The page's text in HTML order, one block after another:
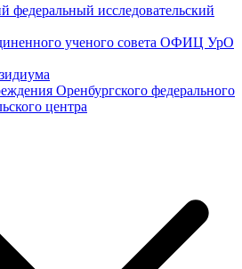
федеральный исследовательский
ученого совета ОФИЦ УрО
Оренбургского федерального
центра